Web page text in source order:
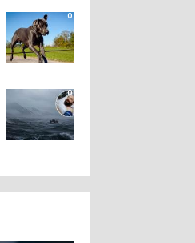
0
0